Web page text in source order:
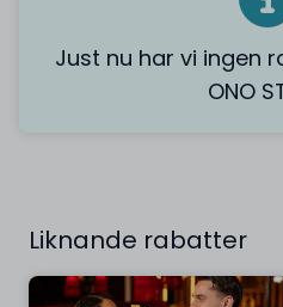
Just nu har vi ingen
ONO
Liknande rabatter